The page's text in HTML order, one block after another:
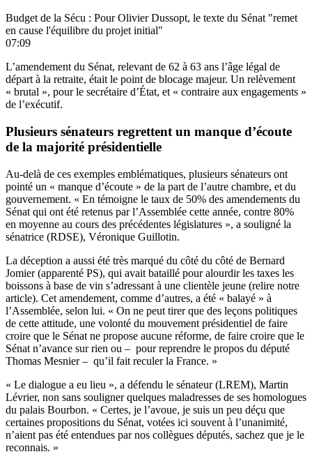
Budget de la Sécu : Pour Olivier Dussopt, le texte du Sénat "remet
en cause l'équilibre du projet initial"
07:09
L’amendement du Sénat, relevant de 62 à 63 ans l’âge légal de
départ à la retraite, était le point de blocage majeur. Un relèvement
« brutal », pour le secrétaire d’État, et « contraire aux engagements »
de l’exécutif.
Plusieurs sénateurs regrettent un manque d’écoute
de la majorité présidentielle
Au-delà de ces exemples emblématiques, plusieurs sénateurs ont
pointé un « manque d’écoute » de la part de l’autre chambre, et du
gouvernement. « En témoigne le taux de 50% des amendements du
Sénat qui ont été retenus par l’Assemblée cette année, contre 80%
en moyenne au cours des précédentes législatures », a souligné la
sénatrice (RDSE), Véronique Guillotin.
La déception a aussi été très marqué du côté du côté de Bernard
Jomier (apparenté PS), qui avait bataillé pour alourdir les taxes les
boissons à base de vin s’adressant à une clientèle jeune (relire notre
article). Cet amendement, comme d’autres, a été « balayé » à
l’Assemblée, selon lui. « On ne peut tirer que des leçons politiques
de cette attitude, une volonté du mouvement présidentiel de faire
croire que le Sénat ne propose aucune réforme, de faire croire que le
Sénat n’avance sur rien ou – pour reprendre le propos du député
Thomas Mesnier – qu’il fait reculer la France. »
« Le dialogue a eu lieu », a défendu le sénateur (LREM), Martin
Lévrier, non sans souligner quelques maladresses de ses homologues
du palais Bourbon. « Certes, je l’avoue, je suis un peu déçu que
certaines propositions du Sénat, votées ici souvent à l’unanimité,
n’aient pas été entendues par nos collègues députés, sachez que je le
reconnais. »